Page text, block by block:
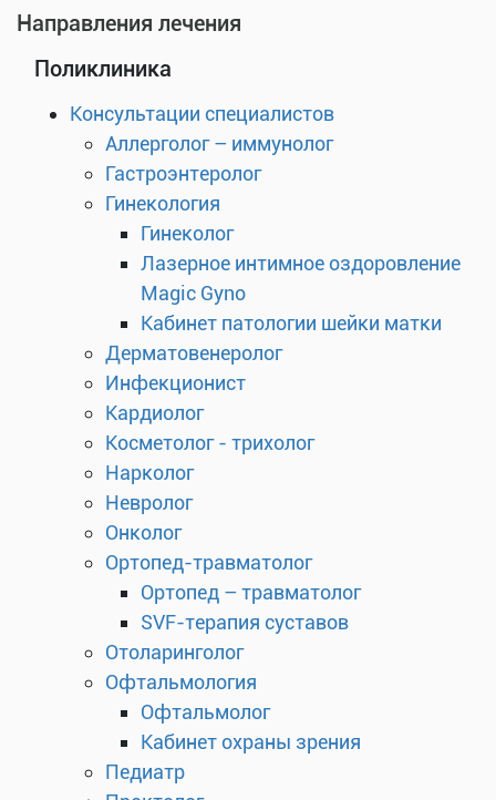
Направления лечения
Поликлиника
Консультации специалистов
Аллерголог – иммунолог
Гастроэнтеролог
Гинекология
Гинеколог
Лазерное интимное оздоровление
Magic Gyno
Кабинет патологии шейки матки
Дерматовенеролог
Инфекционист
Кардиолог
Косметолог - трихолог
Нарколог
Невролог
Онколог
Ортопед-травматолог
Ортопед – травматолог
SVF-терапия суставов
Отоларинголог
Офтальмология
Офтальмолог
Кабинет охраны зрения
Педиатр